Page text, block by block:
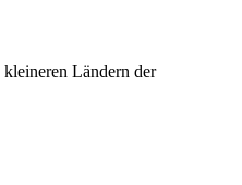
Ländern der